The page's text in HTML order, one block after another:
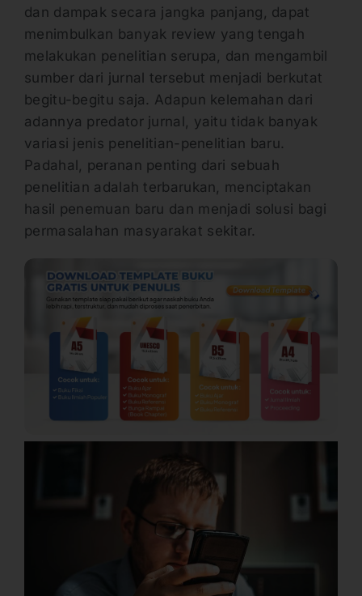
dan dampak secara jangka panjang, dapat
menimbulkan banyak review yang tengah
melakukan penelitian serupa, dan mengambil
sumber dari jurnal tersebut menjadi berkutat
begitu-begitu saja. Adapun kelemahan dari
adannya predator jurnal, yaitu tidak banyak
variasi jenis penelitian-penelitian baru.
Padahal, peranan penting dari sebuah
penelitian adalah terbarukan, menciptakan
hasil penemuan baru dan menjadi solusi bagi
permasalahan masyarakat sekitar.